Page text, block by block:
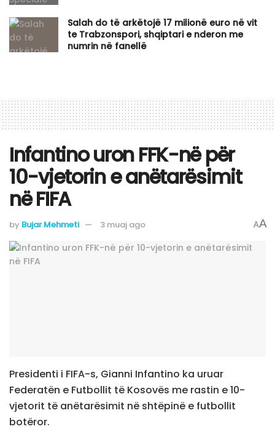
Salah do të arkëtojë 17 milionë euro në vit
te Trabzonspori, shqiptari e nderon me
numrin në fanellë
Infantino uron FFK-në për
10-vjetorin e anëtarësimit
në FIFA
by Bujar Mehmeti 3 muaj ago AA
Presidenti i FIFA-s, Gianni Infantino ka uruar
Federatën e Futbollit të Kosovës me rastin e 10-
vjetorit të anëtarësimit në shtëpinë e futbollit
botëror.